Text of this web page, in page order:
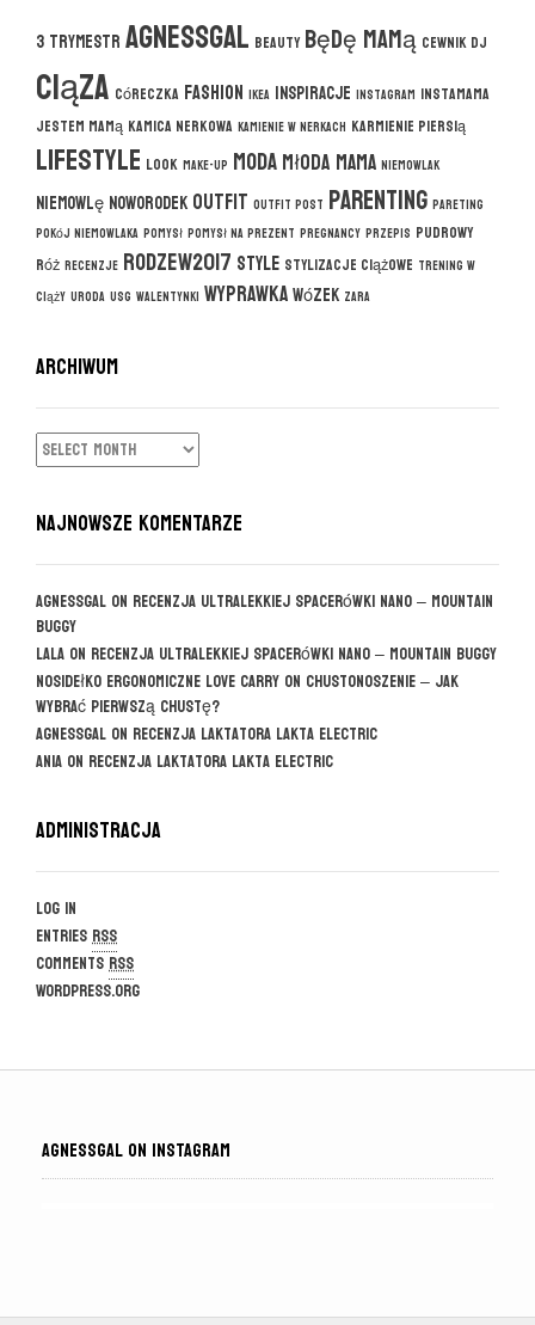
3 trymestragnessgal beauty będę mamą cewnik DJ
ciąza córeczka fashion ikea inspiracje instagram instamama
jestem mamą kamica nerkowa kamienie w nerkach karmienie piersią
lifestyle look make-up modamłoda mama niemowlak
niemowlęnoworodekoutfit outfit post parenting pareting
pokój niemowlaka pomysł pomysł na prezent pregnancy przepis pudrowy
róż recenzje rodzew2017 style stylizacje ciążowe trening w
ciąży uroda usg walentynki wyprawkawózek zara
ARCHIWUM
ARCHIWUM
NAJNOWSZE KOMENTARZE
agnessgal on Recenzja ultralekkiej spacerówki Nano – Mountain
Buggy
Lala on Recenzja ultralekkiej spacerówki Nano – Mountain Buggy
Nosidełko ergonomiczne Love Carry on CHUSTONOSZENIE – jak
wybrać pierwszą chustę?
agnessgal on Recenzja laktatora Lakta Electric
Ania on Recenzja laktatora Lakta Electric
Administracja
Log in
EntriesRSS
CommentsRSS
WordPress.org
AGNESSGAL ON INSTAGRAM